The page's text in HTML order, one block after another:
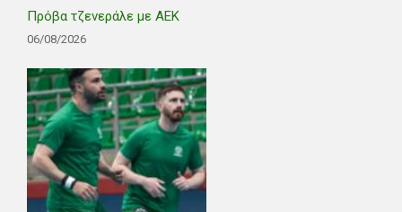
Πρόβα τζενεράλε με ΑΕΚ
06/08/2026